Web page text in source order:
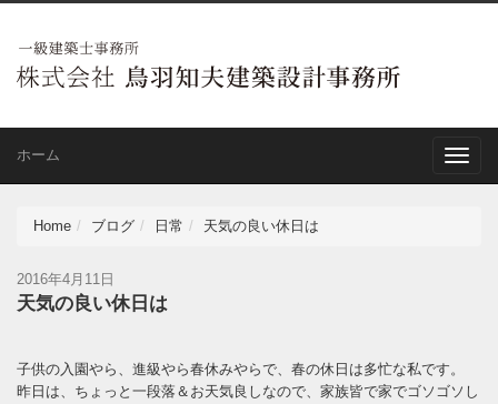
Toggle
ホーム
Home ブログ 日常 天気の良い休日は
2016年4月11日
天気の良い休日は
子供の入園やら、進級やら春休みやらで、春の休日は多忙な私です。
昨日は、ちょっと一段落＆お天気良しなので、家族皆で家でゴソゴソし